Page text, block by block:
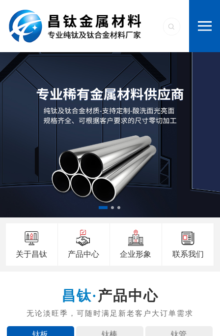
关于昌钛 产品中心 企业形象 联系我们
产品中心
钛板 钛棒 钛管